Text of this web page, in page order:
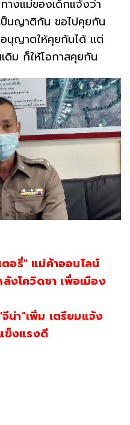
างแม่ของเด็กแจ้งว่า
ป็นญาติกัน ขอไปคุยกัน
นุญาตให้คุยกันได้ แต่
ดิม ก็ให้โอกาสคุยกัน
อรี่" แม่ค้าออนไลน์
งโควิดซา เพื่อเมือง
น่า"เพิ่ม เตรียมแจ้ง
ข็งแรงดี